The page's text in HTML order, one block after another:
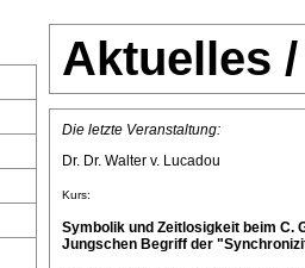
Aktuelles
Die letzte Veranstaltung:
Dr. Dr. Walter v. Lucadou
Kurs:
Symbolik und Zeitlosigkeit beim C.
Jungschen Begriff der